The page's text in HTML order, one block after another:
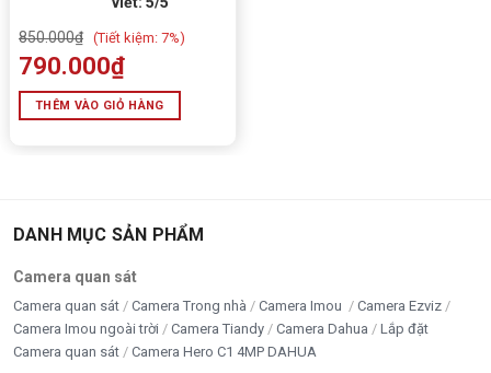
Cổng biệt thự.
Sân vườn.
Nhà xưởng nhỏ.
IMOU IPC-F32FP-PRO hỗ trợ 4 chế độ hoạt động ban
đêm:
850.000₫ (Tiết kiệm: 7%)
790.000₫
THÊM VÀO GIỎ HÀNG
DANH MỤC SẢN PHẨM
Camera quan sát
Camera quan sát Camera Trong nhà Camera Imou
Camera Ezviz
Camera Imou ngoài trời
Camera Tiandy Camera Dahua
Lắp đặt
Camera quan sát
Camera Hero C1 4MP DAHUA